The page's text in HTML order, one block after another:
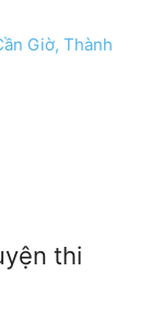
Giờ, Thành
thi